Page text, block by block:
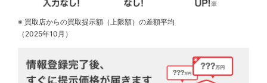
※ 買取店からの買取提示額（上限額）の差額平均
（2025年10月）